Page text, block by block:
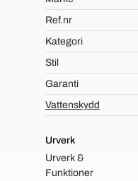
Ref.nr
Kategori
Stil
Garanti
Vattenskydd
Urverk
Urverk &
Funktioner